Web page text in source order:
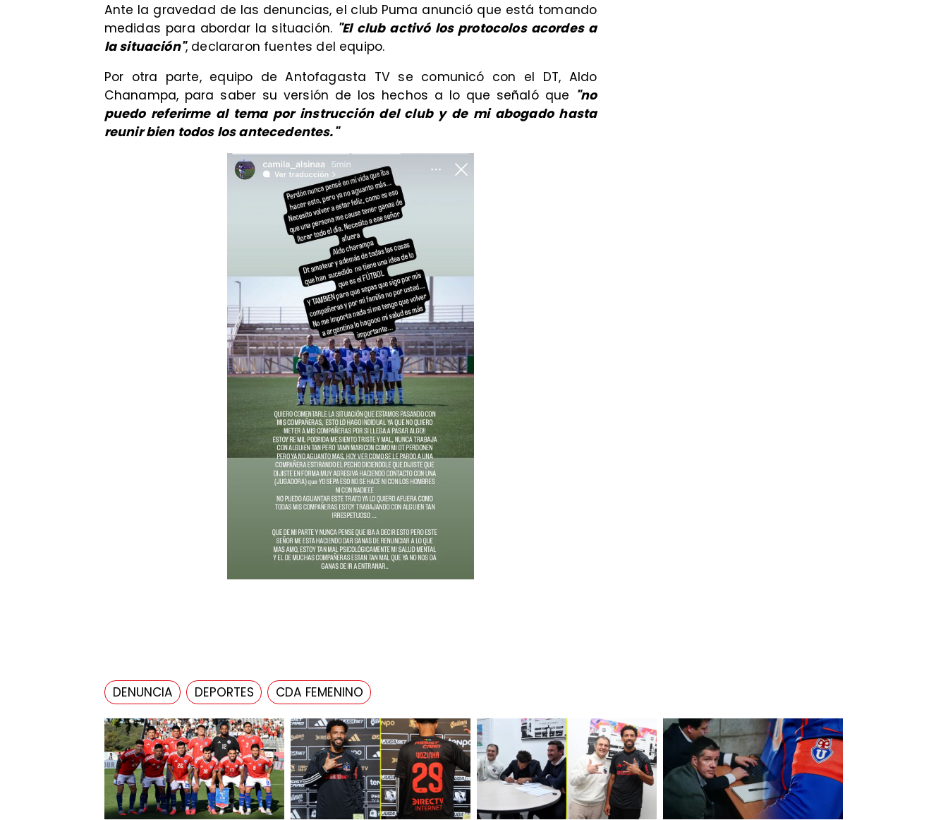
Ante la gravedad de las denuncias, el club Puma anunció que está tomando
medidas para abordar la situación. "El club activó los protocolos acordes a
la situación", declararon fuentes del equipo.
Por otra parte, equipo de Antofagasta TV se comunicó con el DT, Aldo
Chanampa, para saber su versión de los hechos a lo que señaló que "no
puedo referirme al tema por instrucción del club y de mi abogado hasta
reunir bien todos los antecedentes."
DENUNCIA DEPORTES CDA FEMENINO